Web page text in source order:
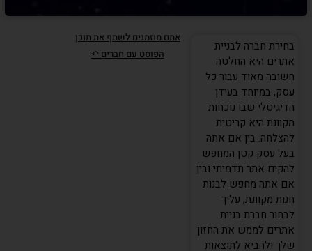
בחירת חברה לבניית
אתרים היא החלטה
חשובה מאוד עבור כל
עסק, במיוחד בעידן
הדיגיטלי שבו נוכחות
מקוונת היא קריטית
להצלחה. בין אם אתה
בעל עסק קטן המחפש
להקים אתר תדמיתי ובין
אם אתה מחפש לבנות
חנות מקוונת, עליך
לבחור חברת בניית
אתרים לממש את החזון
שלך ולהביא לתוצאות
אתם מוזמנים לשתף את תוכן
הפוסט עם חברים ↶